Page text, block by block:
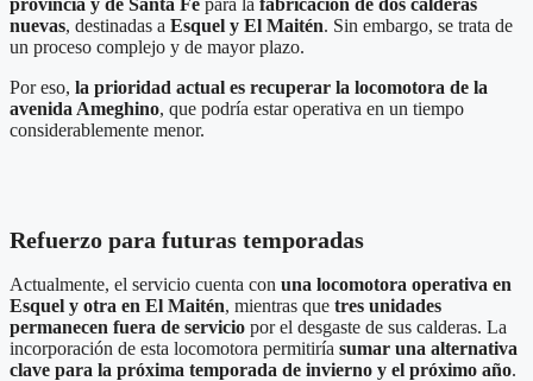
nuevas, destinadas a Esquel y El Maitén. Sin embargo, se trata de
un proceso complejo y de mayor plazo.
Por eso, la prioridad actual es recuperar la locomotora de la
avenida Ameghino, que podría estar operativa en un tiempo
considerablemente menor.
Refuerzo para futuras temporadas
Actualmente, el servicio cuenta con una locomotora operativa en
Esquel y otra en El Maitén, mientras que tres unidades
permanecen fuera de servicio por el desgaste de sus calderas. La
incorporación de esta locomotora permitiría sumar una alternativa
clave para la próxima temporada de invierno y el próximo año.